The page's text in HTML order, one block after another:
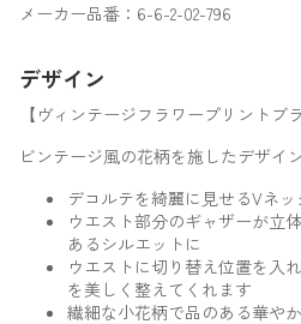
メーカー品番：6-6-2-02-796
デザイン
【ヴィンテージフラワープリントブ
ビンテージ風の花柄を施したデザイ
デコルテを綺麗に見せるVネッ
ウエスト部分のギャザーが立
あるシルエットに
ウエストに切り替え位置を入
を美しく整えてくれます
繊細な小花柄で品のある華や